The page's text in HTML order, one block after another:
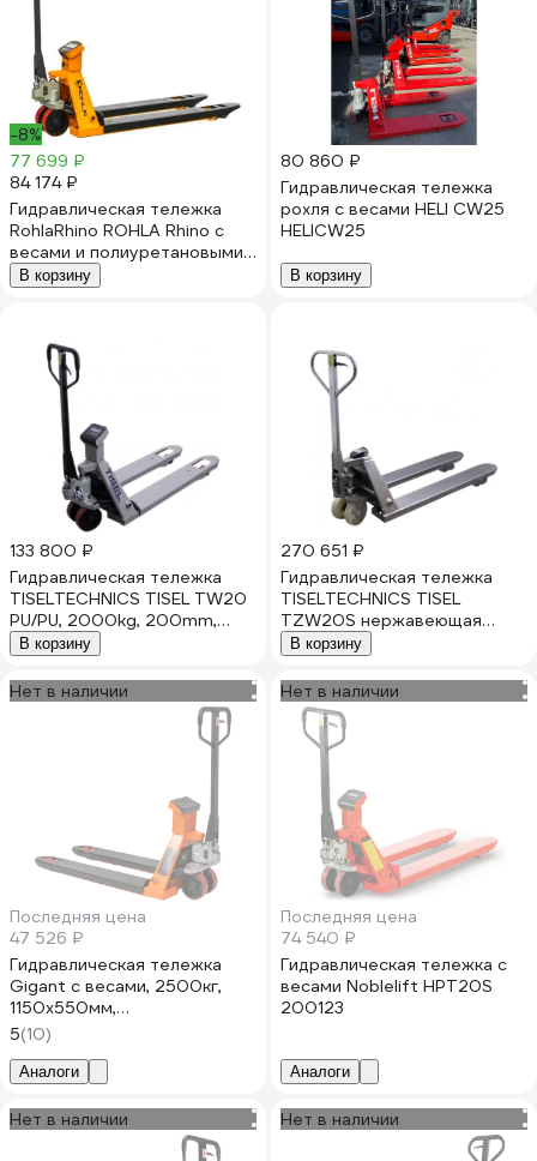
-8%
77 699 ₽
84 174 ₽
Гидравлическая тележка
RohlaRhino ROHLA Rhino с
весами и полиуретановыми
колесами г.п. 2,5 т,
встроенная АКБ RR2.5SE
В корзину
80 860 ₽
Гидравлическая тележка
рохля с весами HELI CW25
HELICW25
В корзину
133 800 ₽
Гидравлическая тележка
TISELTECHNICS TISEL TW20
PU/PU, 2000kg, 200mm,
1150x555 mm
НФ-00000870
В корзину
270 651 ₽
Гидравлическая тележка
TISELTECHNICS TISEL
TZW20S нержавеющая
сталь PА/РА, 2000kg,
200mm-1150x542 mm
НФ-00000869
В корзину
Нет в наличии
Последняя цена
47 526 ₽
Гидравлическая тележка
Gigant с весами, 2500кг,
1150x550мм,
полиуретановые колеса
JHPT2500-1150-W
5(10)
Аналоги
Нет в наличии
Последняя цена
74 540 ₽
Гидравлическая тележка с
весами Noblelift HPT20S
200123
Аналоги
Нет в наличии Нет в наличии